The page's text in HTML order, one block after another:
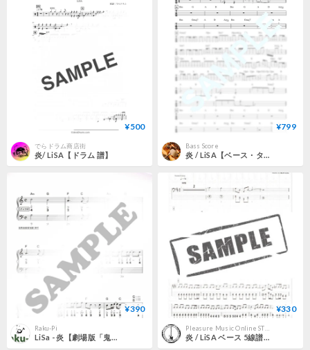
¥500
でらドラム商店街
炎/ LiSA【ドラム 譜】
¥799
Bass Score
炎 / LiSA【ベース・タブ譜】
¥390
Raku-Pi
LiSa - 炎【劇場版「鬼滅の刃」無限列車編】/ 作詞：梶浦 由紀、LiSA / 作曲：梶浦 由紀
¥330
炎 / LiSA ベース 5線譜付 TAB譜 J